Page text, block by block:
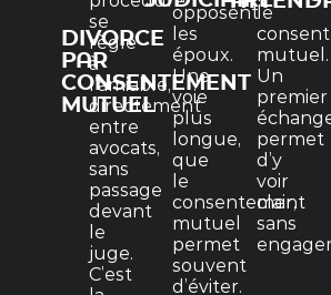
DIVORCE
PAR
CONSENTEMENT
MUTUEL
se
règle
à
l’amiable,
directement
entre
avocats,
sans
passage
devant
le
juge.
C’est
opposent
les
époux.
Une
voie
plus
longue,
que
le
consentement
mutuel
permet
souvent
d’éviter.
le
mutuel.
Un
premier
permet
d’y
voir
clair,
sans